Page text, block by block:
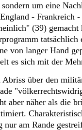
um eine
- Frankreich -
(39) gemacht
von langer Hand
es sich mit der
Abriss über den
aber näher als die
nur am Rande